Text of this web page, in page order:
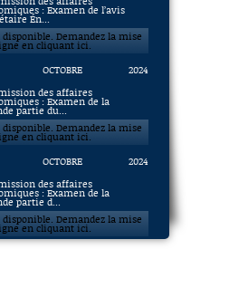
: Examen de l’avis
Én...
disponible. Demandez la mise
en cliquant ici.
OCTOBRE
2024
des affaires
: Examen de la
partie du...
disponible. Demandez la mise
en cliquant ici.
OCTOBRE
2024
des affaires
: Examen de la
partie d...
disponible. Demandez la mise
en cliquant ici.